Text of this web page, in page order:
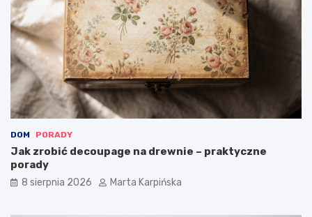
DOM PORADY
Jak zrobić decoupage na drewnie – praktyczne
porady
8 sierpnia 2026 Marta Karpińska